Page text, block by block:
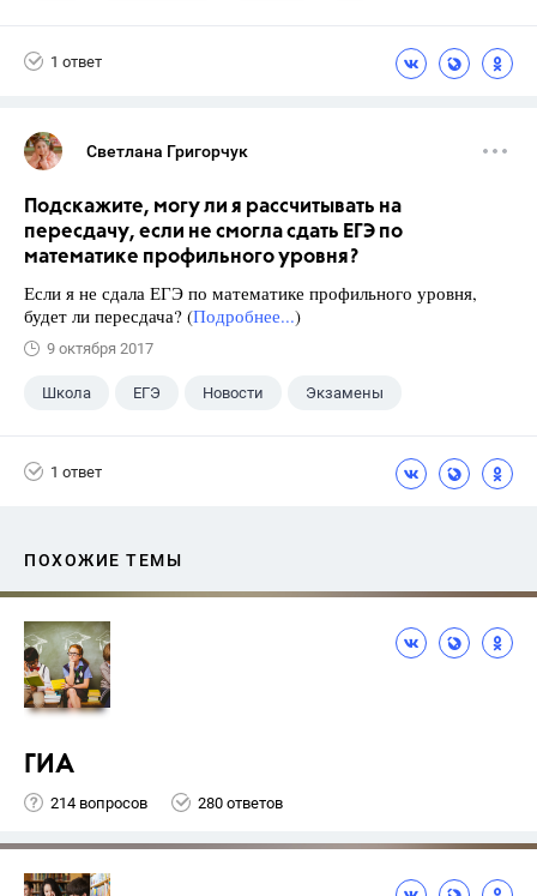
1 ответ
Светлана Григорчук
Подскажите, могу ли я рассчитывать на
пересдачу, если не смогла сдать ЕГЭ по
математике профильного уровня?
Если я не сдала ЕГЭ по математике профильного уровня,
будет ли пересдача? (Подробнее...)
9 октября 2017
Школа ЕГЭ Новости Экзамены
1 ответ
ПОХОЖИЕ ТЕМЫ
ГИА
214 вопросов 280 ответов